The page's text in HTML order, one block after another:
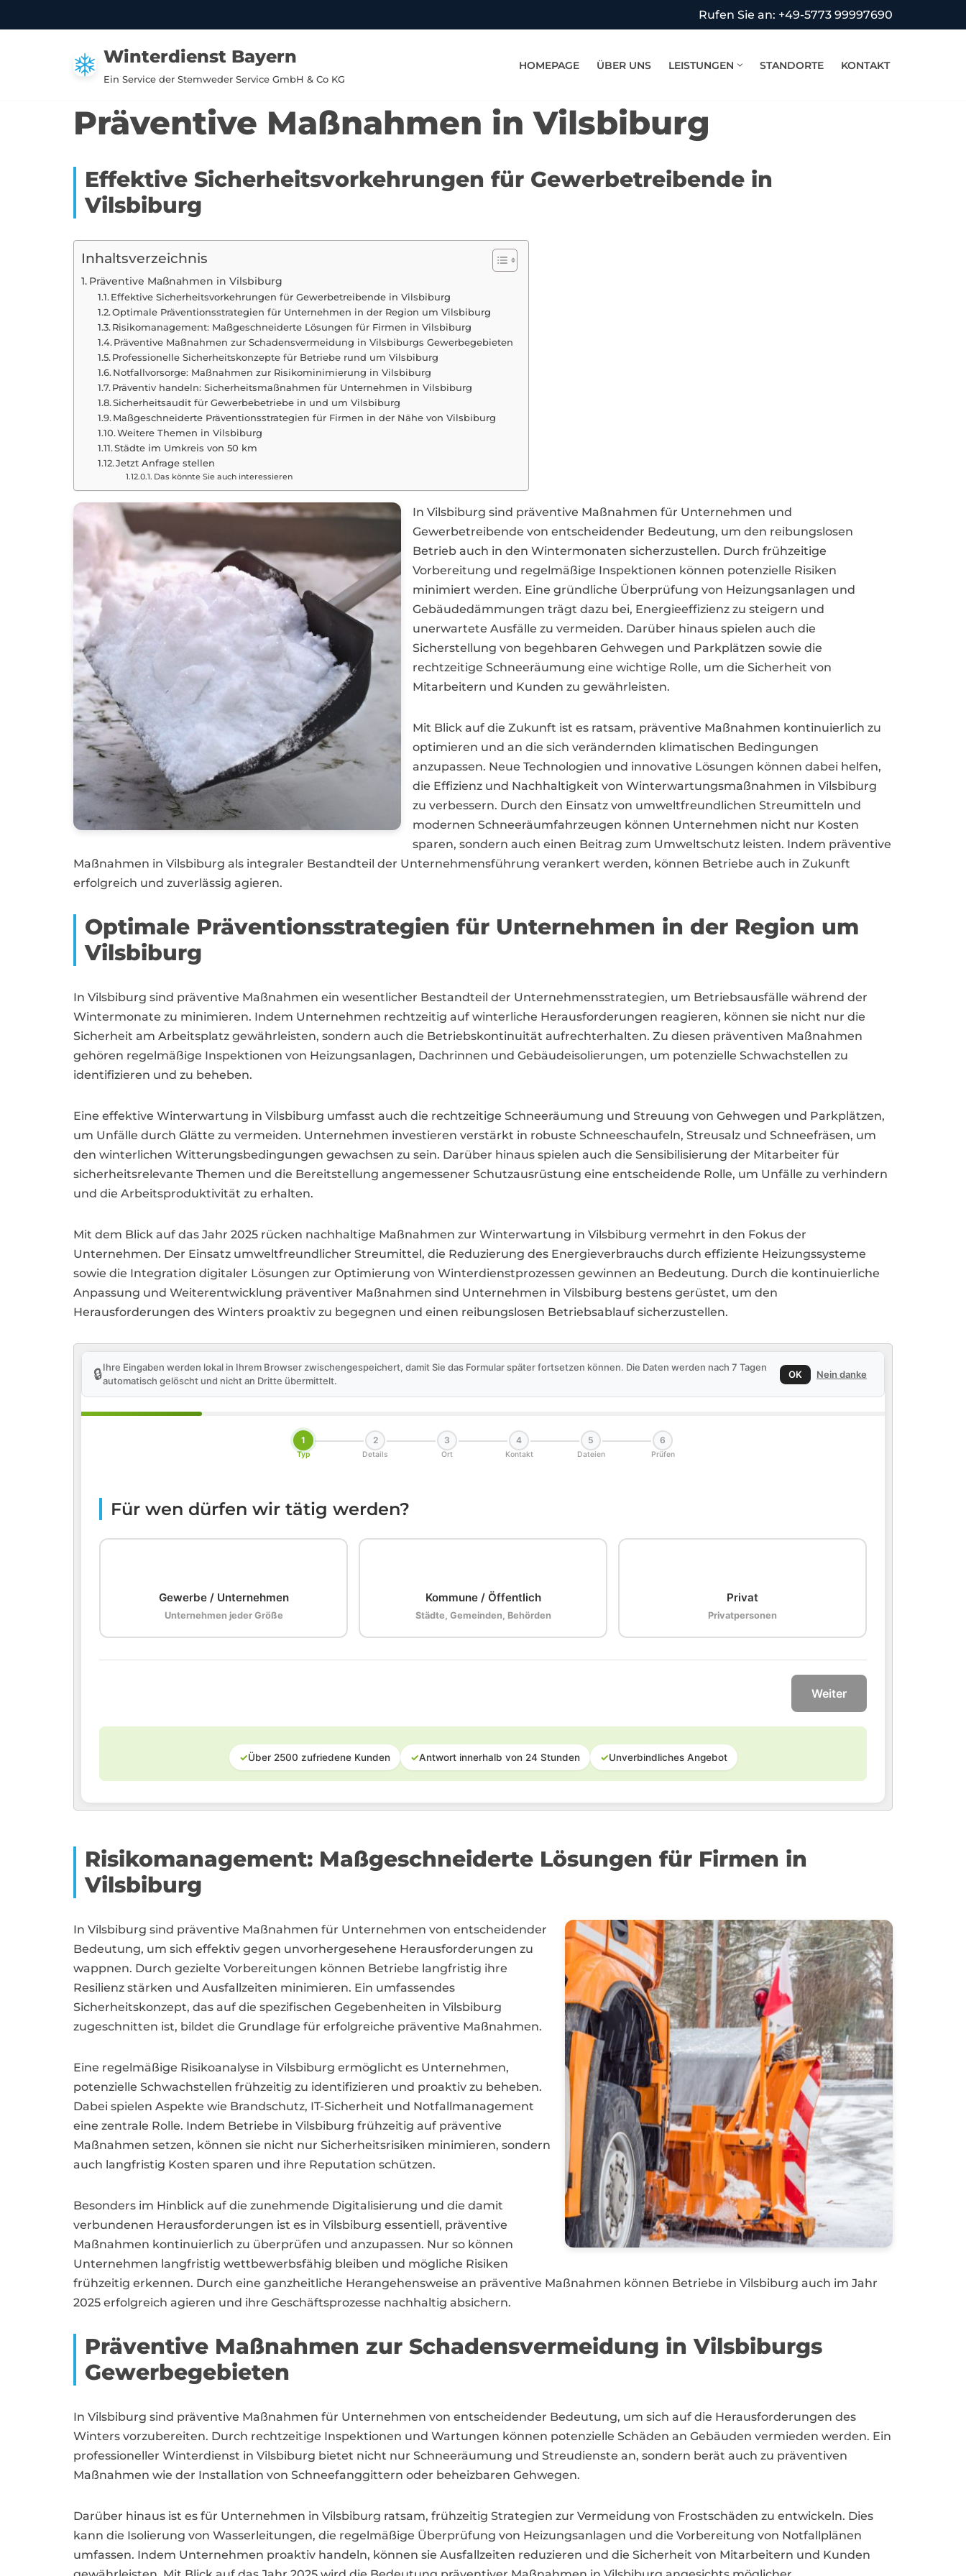
Rufen Sie an: +49-5773 99997690
Winterdienst Bayern
Ein Service der Stemweder Service GmbH & Co KG
HOMEPAGE ÜBER UNS LEISTUNGEN STANDORTE KONTAKT
Präventive Maßnahmen in Vilsbiburg
Effektive Sicherheitsvorkehrungen für Gewerbetreibende in
Vilsbiburg
Inhaltsverzeichnis
Präventive Maßnahmen in Vilsbiburg
Effektive Sicherheitsvorkehrungen für Gewerbetreibende in Vilsbiburg
Optimale Präventionsstrategien für Unternehmen in der Region um Vilsbiburg
Risikomanagement: Maßgeschneiderte Lösungen für Firmen in Vilsbiburg
Präventive Maßnahmen zur Schadensvermeidung in Vilsbiburgs Gewerbegebieten
Professionelle Sicherheitskonzepte für Betriebe rund um Vilsbiburg
Notfallvorsorge: Maßnahmen zur Risikominimierung in Vilsbiburg
Präventiv handeln: Sicherheitsmaßnahmen für Unternehmen in Vilsbiburg
Sicherheitsaudit für Gewerbebetriebe in und um Vilsbiburg
Maßgeschneiderte Präventionsstrategien für Firmen in der Nähe von Vilsbiburg
Weitere Themen in Vilsbiburg
Städte im Umkreis von 50 km
Jetzt Anfrage stellen
Das könnte Sie auch interessieren
In Vilsbiburg sind präventive Maßnahmen für Unternehmen und
Gewerbetreibende von entscheidender Bedeutung, um den reibungslosen
Betrieb auch in den Wintermonaten sicherzustellen. Durch frühzeitige
Vorbereitung und regelmäßige Inspektionen können potenzielle Risiken
minimiert werden. Eine gründliche Überprüfung von Heizungsanlagen und
Gebäudedämmungen trägt dazu bei, Energieeffizienz zu steigern und
unerwartete Ausfälle zu vermeiden. Darüber hinaus spielen auch die
Sicherstellung von begehbaren Gehwegen und Parkplätzen sowie die
rechtzeitige Schneeräumung eine wichtige Rolle, um die Sicherheit von
Mitarbeitern und Kunden zu gewährleisten.
Mit Blick auf die Zukunft ist es ratsam, präventive Maßnahmen kontinuierlich zu
optimieren und an die sich verändernden klimatischen Bedingungen
anzupassen. Neue Technologien und innovative Lösungen können dabei helfen,
die Effizienz und Nachhaltigkeit von Winterwartungsmaßnahmen in Vilsbiburg
zu verbessern. Durch den Einsatz von umweltfreundlichen Streumitteln und
modernen Schneeräumfahrzeugen können Unternehmen nicht nur Kosten
sparen, sondern auch einen Beitrag zum Umweltschutz leisten. Indem präventive
Maßnahmen in Vilsbiburg als integraler Bestandteil der Unternehmensführung verankert werden, können Betriebe auch in Zukunft
erfolgreich und zuverlässig agieren.
Optimale Präventionsstrategien für Unternehmen in der Region um
Vilsbiburg
In Vilsbiburg sind präventive Maßnahmen ein wesentlicher Bestandteil der Unternehmensstrategien, um Betriebsausfälle während der
Wintermonate zu minimieren. Indem Unternehmen rechtzeitig auf winterliche Herausforderungen reagieren, können sie nicht nur die
Sicherheit am Arbeitsplatz gewährleisten, sondern auch die Betriebskontinuität aufrechterhalten. Zu diesen präventiven Maßnahmen
gehören regelmäßige Inspektionen von Heizungsanlagen, Dachrinnen und Gebäudeisolierungen, um potenzielle Schwachstellen zu
identifizieren und zu beheben.
Eine effektive Winterwartung in Vilsbiburg umfasst auch die rechtzeitige Schneeräumung und Streuung von Gehwegen und Parkplätzen,
um Unfälle durch Glätte zu vermeiden. Unternehmen investieren verstärkt in robuste Schneeschaufeln, Streusalz und Schneefräsen, um
den winterlichen Witterungsbedingungen gewachsen zu sein. Darüber hinaus spielen auch die Sensibilisierung der Mitarbeiter für
sicherheitsrelevante Themen und die Bereitstellung angemessener Schutzausrüstung eine entscheidende Rolle, um Unfälle zu verhindern
und die Arbeitsproduktivität zu erhalten.
Mit dem Blick auf das Jahr 2025 rücken nachhaltige Maßnahmen zur Winterwartung in Vilsbiburg vermehrt in den Fokus der
Unternehmen. Der Einsatz umweltfreundlicher Streumittel, die Reduzierung des Energieverbrauchs durch effiziente Heizungssysteme
sowie die Integration digitaler Lösungen zur Optimierung von Winterdienstprozessen gewinnen an Bedeutung. Durch die kontinuierliche
Anpassung und Weiterentwicklung präventiver Maßnahmen sind Unternehmen in Vilsbiburg bestens gerüstet, um den
Herausforderungen des Winters proaktiv zu begegnen und einen reibungslosen Betriebsablauf sicherzustellen.
🔒Ihre Eingaben werden lokal in Ihrem Browser zwischengespeichert, damit Sie das Formular später fortsetzen können. Die Daten werden nach 7 Tagen
automatisch gelöscht und nicht an Dritte übermittelt.
OK Nein danke
1
Typ
2
Details
3
Ort
4
Kontakt
5
Dateien
6
Prüfen
Für wen dürfen wir tätig werden?
Gewerbe / Unternehmen
Unternehmen jeder Größe
Kommune / Öffentlich
Städte, Gemeinden, Behörden
Privat
Privatpersonen
Weiter
✓Über 2500 zufriedene Kunden ✓Antwort innerhalb von 24 Stunden ✓Unverbindliches Angebot
Risikomanagement: Maßgeschneiderte Lösungen für Firmen in
Vilsbiburg
In Vilsbiburg sind präventive Maßnahmen für Unternehmen von entscheidender
Bedeutung, um sich effektiv gegen unvorhergesehene Herausforderungen zu
wappnen. Durch gezielte Vorbereitungen können Betriebe langfristig ihre
Resilienz stärken und Ausfallzeiten minimieren. Ein umfassendes
Sicherheitskonzept, das auf die spezifischen Gegebenheiten in Vilsbiburg
zugeschnitten ist, bildet die Grundlage für erfolgreiche präventive Maßnahmen.
Eine regelmäßige Risikoanalyse in Vilsbiburg ermöglicht es Unternehmen,
potenzielle Schwachstellen frühzeitig zu identifizieren und proaktiv zu beheben.
Dabei spielen Aspekte wie Brandschutz, IT-Sicherheit und Notfallmanagement
eine zentrale Rolle. Indem Betriebe in Vilsbiburg frühzeitig auf präventive
Maßnahmen setzen, können sie nicht nur Sicherheitsrisiken minimieren, sondern
auch langfristig Kosten sparen und ihre Reputation schützen.
Besonders im Hinblick auf die zunehmende Digitalisierung und die damit
verbundenen Herausforderungen ist es in Vilsbiburg essentiell, präventive
Maßnahmen kontinuierlich zu überprüfen und anzupassen. Nur so können
Unternehmen langfristig wettbewerbsfähig bleiben und mögliche Risiken
frühzeitig erkennen. Durch eine ganzheitliche Herangehensweise an präventive Maßnahmen können Betriebe in Vilsbiburg auch im Jahr
2025 erfolgreich agieren und ihre Geschäftsprozesse nachhaltig absichern.
Präventive Maßnahmen zur Schadensvermeidung in Vilsbiburgs
Gewerbegebieten
In Vilsbiburg sind präventive Maßnahmen für Unternehmen von entscheidender Bedeutung, um sich auf die Herausforderungen des
Winters vorzubereiten. Durch rechtzeitige Inspektionen und Wartungen können potenzielle Schäden an Gebäuden vermieden werden. Ein
professioneller Winterdienst in Vilsbiburg bietet nicht nur Schneeräumung und Streudienste an, sondern berät auch zu präventiven
Maßnahmen wie der Installation von Schneefanggittern oder beheizbaren Gehwegen.
Darüber hinaus ist es für Unternehmen in Vilsbiburg ratsam, frühzeitig Strategien zur Vermeidung von Frostschäden zu entwickeln. Dies
kann die Isolierung von Wasserleitungen, die regelmäßige Überprüfung von Heizungsanlagen und die Vorbereitung von Notfallplänen
umfassen. Indem Unternehmen proaktiv handeln, können sie Ausfallzeiten reduzieren und die Sicherheit von Mitarbeitern und Kunden